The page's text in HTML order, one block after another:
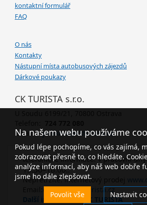
kontaktní formulář
FAQ
O nás
Kontakty
Nástupní místa autobusových zájezdů
Dárkové poukazy
CK TURISTA s.r.o.
Email:janikova@ckturista.cz
telefonické informace: v pracovní
13.30–18.00..
Nepřetržitě: internetový prodej
ckturista@ckturista.cz
Další informace o CK TURISTA
Na našem webu používáme
Pokud lépe pochopíme, co vás zajímá,
zobrazovat přesně to, co hledáte.
analýze informací, aby náš web dobře
jsme ho dále zlepšovat.
Povolit vše
Nastavit